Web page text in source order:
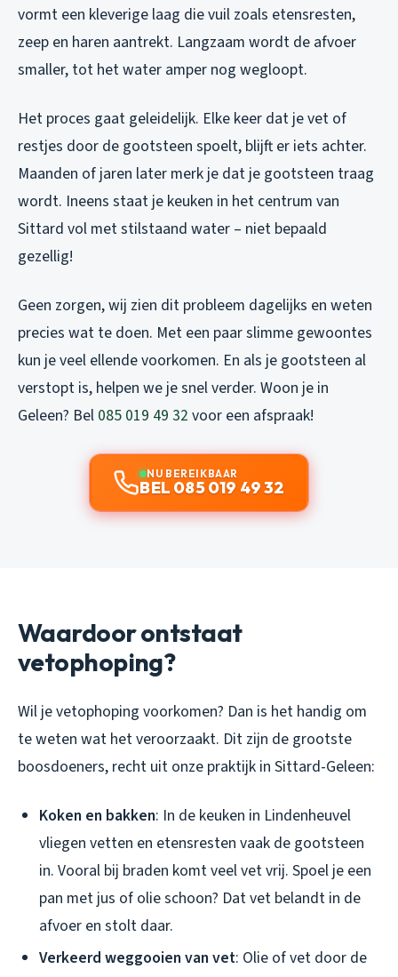
vormt een kleverige laag die vuil zoals etensresten,
zeep en haren aantrekt. Langzaam wordt de afvoer
smaller, tot het water amper nog wegloopt.
Het proces gaat geleidelijk. Elke keer dat je vet of
restjes door de gootsteen spoelt, blijft er iets achter.
Maanden of jaren later merk je dat je gootsteen traag
wordt. Ineens staat je keuken in het centrum van
Sittard vol met stilstaand water – niet bepaald
gezellig!
Geen zorgen, wij zien dit probleem dagelijks en weten
precies wat te doen. Met een paar slimme gewoontes
kun je veel ellende voorkomen. En als je gootsteen al
verstopt is, helpen we je snel verder. Woon je in
Geleen? Bel 085 019 49 32 voor een afspraak!
NU BEREIKBAAR
BEL 085 019 49 32
Waardoor ontstaat
vetophoping?
Wil je vetophoping voorkomen? Dan is het handig om
te weten wat het veroorzaakt. Dit zijn de grootste
boosdoeners, recht uit onze praktijk in Sittard-Geleen:
Koken en bakken: In de keuken in Lindenheuvel
vliegen vetten en etensresten vaak de gootsteen
in. Vooral bij braden komt veel vet vrij. Spoel je een
pan met jus of olie schoon? Dat vet belandt in de
afvoer en stolt daar.
Verkeerd weggooien van vet: Olie of vet door de